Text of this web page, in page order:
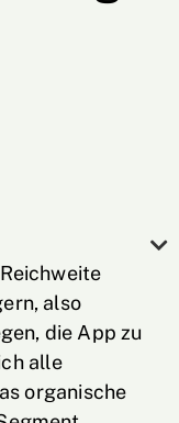
also
die App zu
alle
organische